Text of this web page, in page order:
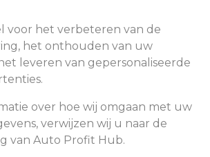
voor het verbeteren van de
het onthouden van uw
leveren van gepersonaliseerde
over hoe wij omgaan met uw
verwijzen wij u naar de
van Auto Profit Hub.